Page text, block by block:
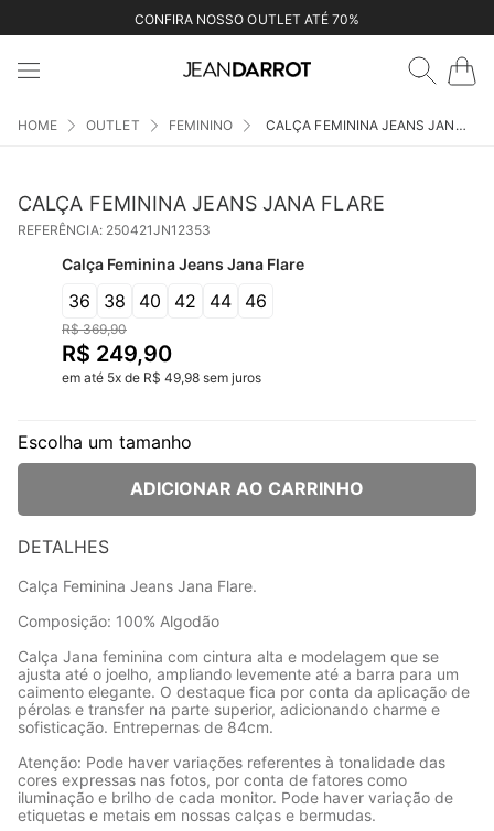
CONFIRA NOSSO OUTLET ATÉ 70%
OUTLET FEMININO CALÇA FEMININA JEANS JANA FLARE
CALÇA FEMININA JEANS JANA FLARE
REFERÊNCIA: 250421JN12353
Calça Feminina Jeans Jana Flare
36 38 40 42 44 46
R$ 369,90
R$ 249,90
em até 5x de R$ 49,98 sem juros
Escolha um tamanho
ADICIONAR AO CARRINHO
DETALHES
Calça Feminina Jeans Jana Flare.
Composição: 100% Algodão
Calça Jana feminina com cintura alta e modelagem que se
ajusta até o joelho, ampliando levemente até a barra para um
caimento elegante. O destaque fica por conta da aplicação de
pérolas e transfer na parte superior, adicionando charme e
sofisticação. Entrepernas de 84cm.
Atenção: Pode haver variações referentes à tonalidade das
cores expressas nas fotos, por conta de fatores como
iluminação e brilho de cada monitor. Pode haver variação de
etiquetas e metais em nossas calças e bermudas.